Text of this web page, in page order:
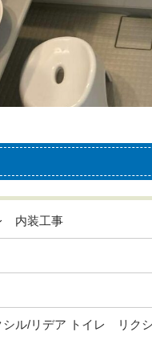
内装工事
ル/リデア トイレ リク